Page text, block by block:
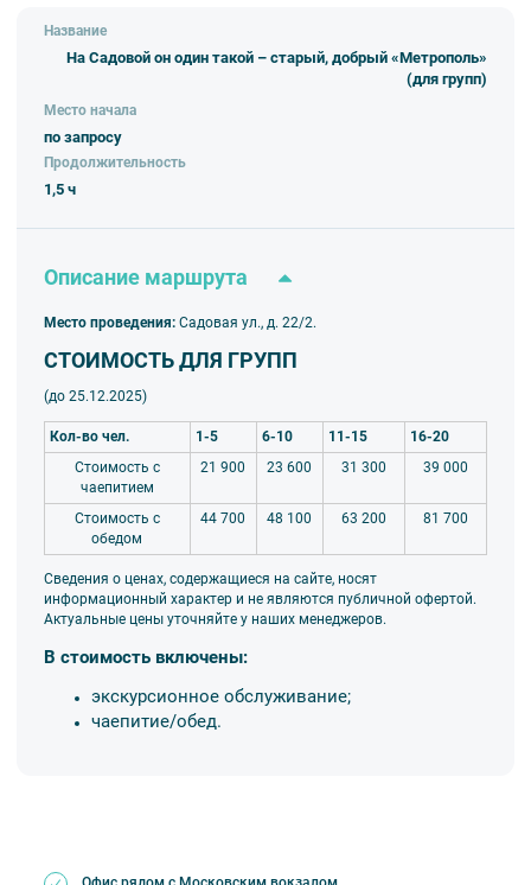
Название
На Садовой он один такой – старый, добрый «Метрополь»
(для групп)
Место начала
по запросу
Продолжительность
1,5 ч
Описание маршрута
Место проведения: Садовая ул., д. 22/2.
СТОИМОСТЬ ДЛЯ ГРУПП
(до 25.12.2025)
Кол-во чел. 1-5 6-10 11-15
16-20
Стоимость с
чаепитием
21 900 23 600 31 300 39 000
Стоимость с
обедом
44 700 48 100 63 200 81 700
Сведения о ценах, содержащиеся на сайте, носят
информационный характер и не являются публичной офертой.
Актуальные цены уточняйте у наших менеджеров.
В стоимость включены:
экскурсионное обслуживание;
чаепитие/обед.